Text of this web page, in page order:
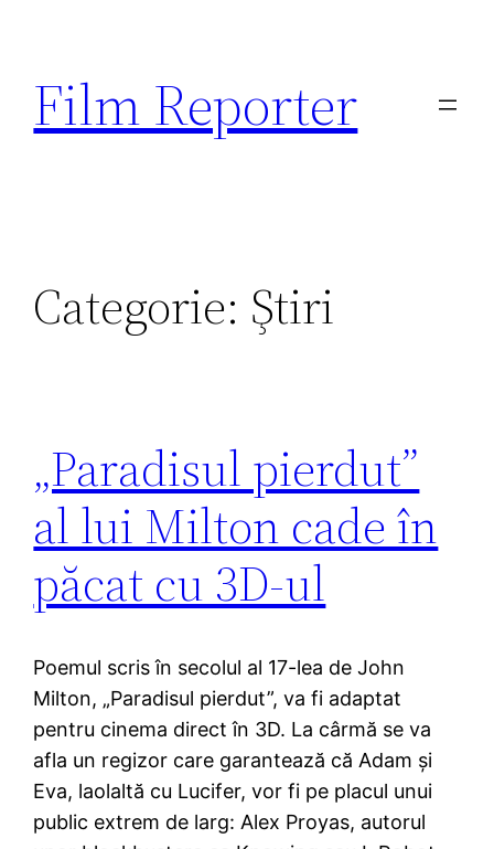
conținut
Film Reporter
Categorie: Ştiri
„Paradisul pierdut”
al lui Milton cade în
păcat cu 3D-ul
Poemul scris în secolul al 17-lea de John
Milton, „Paradisul pierdut”, va fi adaptat
pentru cinema direct în 3D. La cârmă se va
afla un regizor care garantează că Adam şi
Eva, laolaltă cu Lucifer, vor fi pe placul unui
public extrem de larg: Alex Proyas, autorul